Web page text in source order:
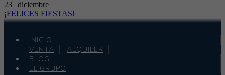
23 | diciembre
¡FELICES FIESTAS!
INICIO
VENTA
ALQUILER
BLOG
EL GRUPO